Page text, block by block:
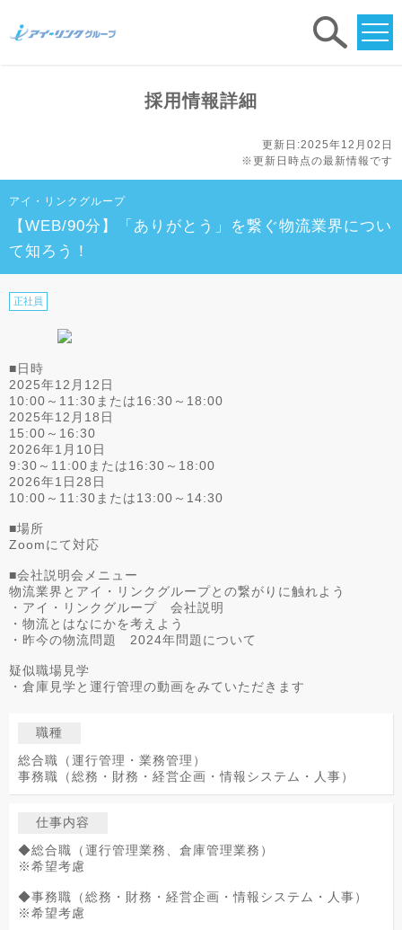
採用情報詳細
更新日:2025年12月02日
※更新日時点の最新情報です
アイ・リンクグループ
【WEB/90分】「ありがとう」を繋ぐ物流業界につい
て知ろう！
正社員
■日時
2025年12月12日
10:00～11:30または16:30～18:00
2025年12月18日
15:00～16:30
2026年1月10日
9:30～11:00または16:30～18:00
2026年1日28日
10:00～11:30または13:00～14:30
■場所
Zoomにて対応
■会社説明会メニュー
物流業界とアイ・リンクグループとの繋がりに触れよう
・アイ・リンクグループ 会社説明
・物流とはなにかを考えよう
・昨今の物流問題 2024年問題について
疑似職場見学
・倉庫見学と運行管理の動画をみていただきます
職種
総合職（運行管理・業務管理）
事務職（総務・財務・経営企画・情報システム・人事）
仕事内容
◆総合職（運行管理業務、倉庫管理業務）
※希望考慮
◆事務職（総務・財務・経営企画・情報システム・人事）
※希望考慮